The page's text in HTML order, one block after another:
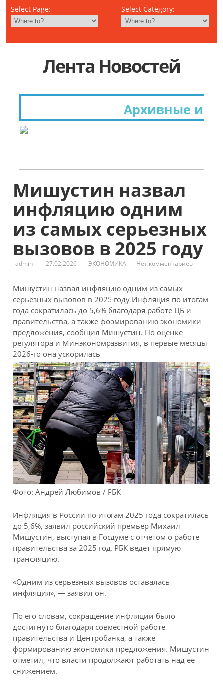
Select Page: Select Category:
Лента Новостей
Архивные
Мишустин назвал
инфляцию одним
из самых серьезных
вызовов в 2025 году
admin 27.02.2026 ЭКОНОМИКА Нет комментариев
Мишустин назвал инфляцию одним из самых
серьезных вызовов в 2025 году Инфляция по итогам
года сократилась до 5,6% благодаря работе ЦБ и
правительства, а также формированию экономики
предложения, сообщил Мишустин. По оценке
регулятора и Минэкономразвития, в первые месяцы
2026-го она ускорилась
Фото: Андрей Любимов / РБК
Инфляция в России по итогам 2025 года сократилась
до 5,6%, заявил российский премьер Михаил
Мишустин, выступая в Госдуме с отчетом о работе
правительства за 2025 год. РБК ведет прямую
трансляцию.
«Одним из серьезных вызовов оставалась
инфляция», — заявил он.
По его словам, сокращение инфляции было
достигнуто благодаря совместной работе
правительства и Центробанка, а также
формированию экономики предложения. Мишустин
отметил, что власти продолжают работать над ее
снижением.